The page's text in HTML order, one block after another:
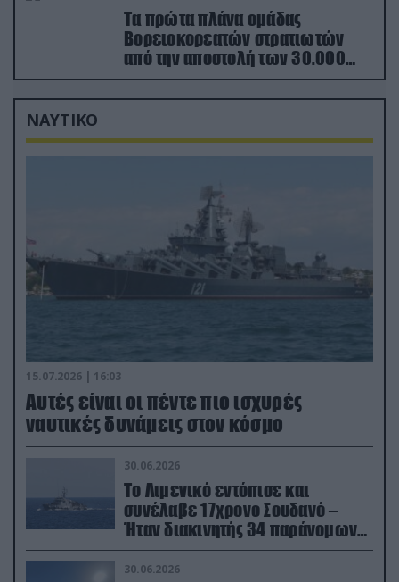
Τα πρώτα πλάνα ομάδας
Βορειοκορεατών στρατιωτών
από την αποστολή των 30.000
που έφτασαν στη Ρωσία (βίντεο)
ΝΑΥΤΙΚΟ
15.07.2026 | 16:03
Aυτές είναι οι πέντε πιο ισχυρές
ναυτικές δυνάμεις στον κόσμο
30.06.2026
Το Λιμενικό εντόπισε και
συνέλαβε 17χρονο Σουδανό –
Ήταν διακινητής 34 παράνομων
μεταναστών
30.06.2026